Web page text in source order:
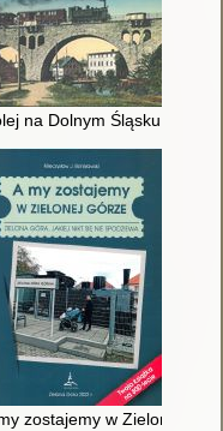
Polsce
na Dolnym Śląsku w
zostajemy w Zielonej